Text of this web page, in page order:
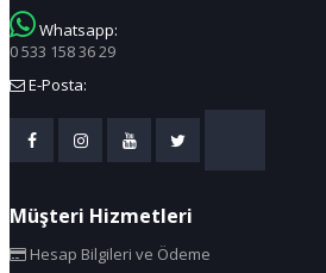
Whatsapp:
0 533 158 36 29
E-Posta:
Müşteri Hizmetleri
Hesap Bilgileri ve Ödeme